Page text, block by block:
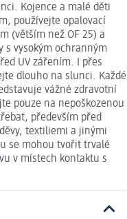
Kojence a malé děti
používejte opalovací
(větším než OF 25) a
s vysokým ochranným
UV zářením. I přes
dlouho na slunci. Každé
vážné zdravotní
pouze na nepoškozenou
především před
textiliemi a jinými
se mohou tvořit trvalé
v místech kontaktu s